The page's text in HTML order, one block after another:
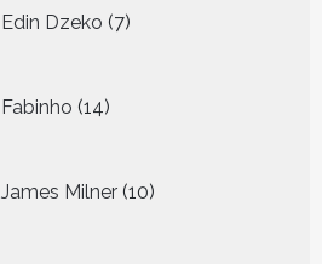
Edin Dzeko 7
producten
Fabinho 14
producten
James Milner 10
producten